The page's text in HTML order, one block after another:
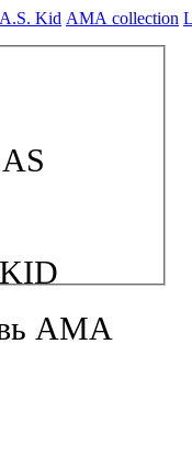
A.S. Kid АМА collection
АМА